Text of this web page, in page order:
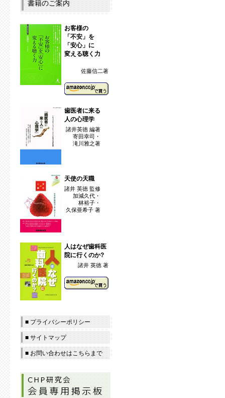
書籍のご案内
お客様の
「不安」を
「安心」に
変える聴く力
佐藤信二著
歯医者に来る
人の心理学
諸井英徳 編著
寄田幸司・
滝川雅之著
天使の天職
諸井 英徳 監修
加減久代・
林裕子・
久保亜希子 著
人はなぜ歯科医
院に行くのか?
諸井 英徳 著
■ プライバシーポリシー
■ サイトマップ
■ お問い合わせはこちらまで